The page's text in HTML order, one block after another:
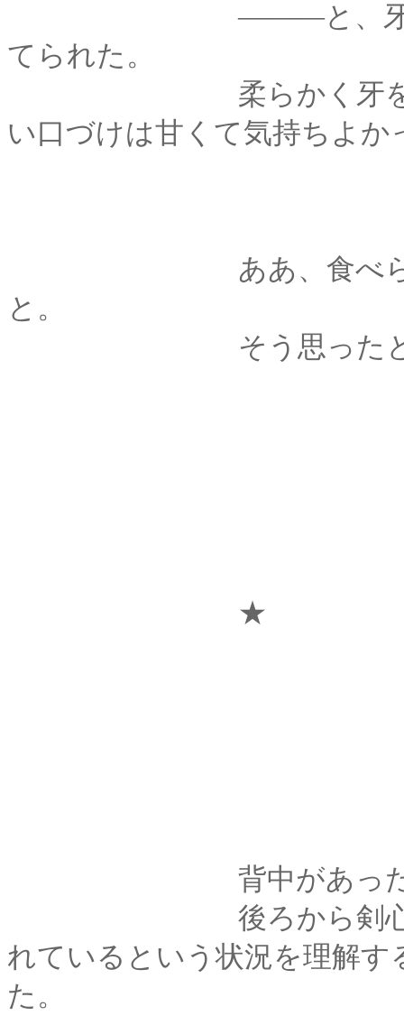
―――と、牙のある
てられた。
柔らかく牙を立てら
い口づけは甘くて気持ちよか
ああ、食べられるの
と。
そう思ったところ
★
背中があったかく
後ろから剣心に抱き
れているという状況を理解
た。